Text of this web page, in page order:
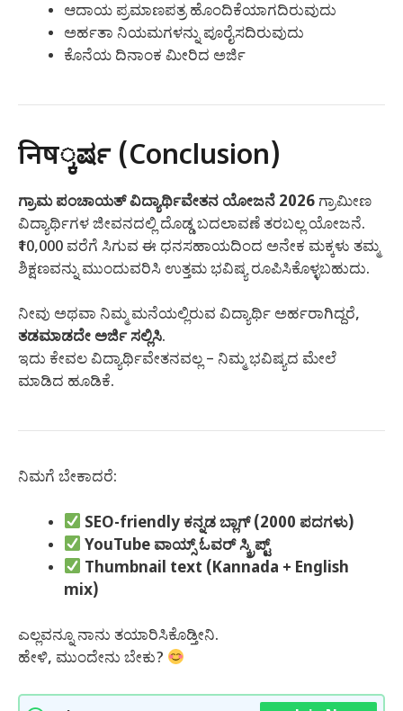
ಆದಾಯ ಪ್ರಮಾಣಪತ್ರ ಹೊಂದಿಕೆಯಾಗದಿರುವುದು
ಅರ್ಹತಾ ನಿಯಮಗಳನ್ನು ಪೂರೈಸದಿರುವುದು
ಕೊನೆಯ ದಿನಾಂಕ ಮೀರಿದ ಅರ್ಜಿ
निष್ಕರ್ಷ (Conclusion)
ಗ್ರಾಮ ಪಂಚಾಯತ್ ವಿದ್ಯಾರ್ಥಿವೇತನ ಯೋಜನೆ 2026 ಗ್ರಾಮೀಣ
ವಿದ್ಯಾರ್ಥಿಗಳ ಜೀವನದಲ್ಲಿ ದೊಡ್ಡ ಬದಲಾವಣೆ ತರಬಲ್ಲ ಯೋಜನೆ.
₹10,000 ವರೆಗೆ ಸಿಗುವ ಈ ಧನಸಹಾಯದಿಂದ ಅನೇಕ ಮಕ್ಕಳು ತಮ್ಮ
ಶಿಕ್ಷಣವನ್ನು ಮುಂದುವರಿಸಿ ಉತ್ತಮ ಭವಿಷ್ಯ ರೂಪಿಸಿಕೊಳ್ಳಬಹುದು.
ನೀವು ಅಥವಾ ನಿಮ್ಮ ಮನೆಯಲ್ಲಿರುವ ವಿದ್ಯಾರ್ಥಿ ಅರ್ಹರಾಗಿದ್ದರೆ,
ತಡಮಾಡದೇ ಅರ್ಜಿ ಸಲ್ಲಿಸಿ.
ಇದು ಕೇವಲ ವಿದ್ಯಾರ್ಥಿವೇತನವಲ್ಲ – ನಿಮ್ಮ ಭವಿಷ್ಯದ ಮೇಲೆ
ಮಾಡಿದ ಹೂಡಿಕೆ.
ನಿಮಗೆ ಬೇಕಾದರೆ:
SEO-friendly ಕನ್ನಡ ಬ್ಲಾಗ್ (2000 ಪದಗಳು)
YouTube ವಾಯ್ಸ್ ಓವರ್ ಸ್ಕ್ರಿಪ್ಟ್
Thumbnail text (Kannada + English
mix)
ಎಲ್ಲವನ್ನೂ ನಾನು ತಯಾರಿಸಿಕೊಡ್ತೀನಿ.
ಹೇಳಿ, ಮುಂದೇನು ಬೇಕು?